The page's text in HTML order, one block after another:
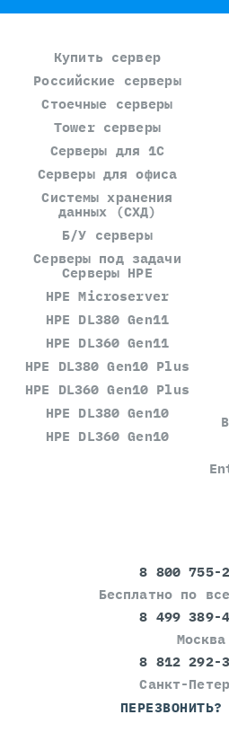
Купить сервер
Российские серверы
Стоечные серверы
Tower серверы
Серверы для 1С
Серверы для офиса
Системы хранения
данных (СХД)
Б/У серверы
Серверы под задачи
Серверы HPE
HPE Microserver
HPE DL380 Gen11
HPE DL360 Gen11
HPE DL380 Gen10 Plus
HPE DL360 Gen10 Plus
HPE DL380 Gen10
HPE DL360 Gen10
8 800 755-
Бесплатно по
8 499 389-
Москва
8 812 292-
Санкт-